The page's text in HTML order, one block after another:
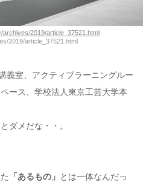
2019/article_37521.html
2019/article_37521.html
義室、アクティブラーニングルー
ース、学校法人東京工芸大学本
ダメだな・・。
「あるもの」 とは一体なんだっ